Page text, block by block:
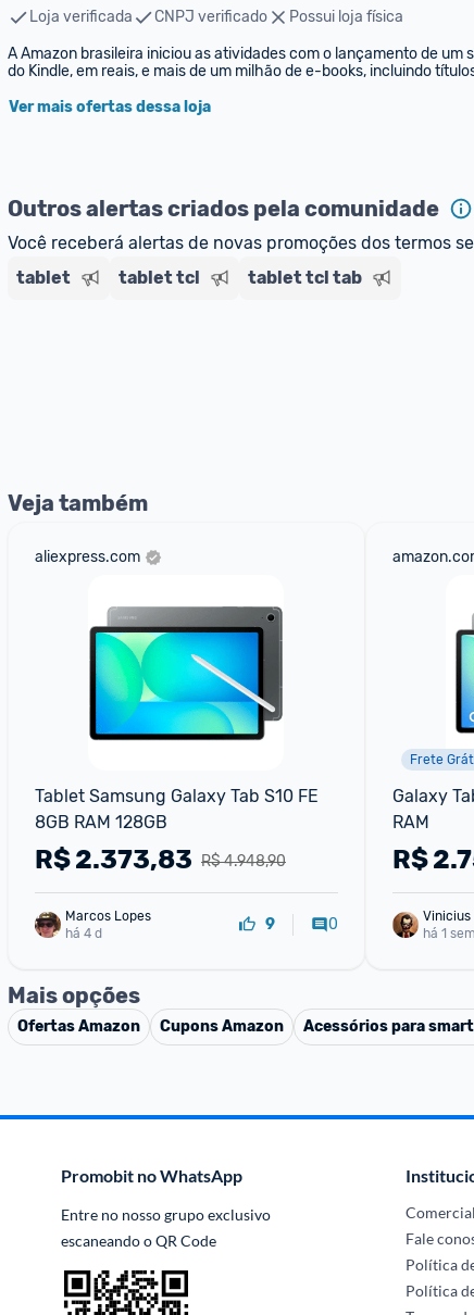
Loja verificada CNPJ verificado
Possui loja física
A Amazon brasileira iniciou as atividades com o lançamento de
do Kindle, em reais, e mais de um milhão de e-books, incluindo
Ver mais ofertas dessa loja
Outros alertas criados pela comunidade
Você receberá alertas de novas promoções dos termos
tablet
tablet tcl tablet tcl tab
Veja também
aliexpress.com
Tablet Samsung Galaxy Tab S10 FE
8GB RAM 128GB
R$ 4.948,90
R$2.373,83
Marcos Lopes
há 4 d
9 0
Frete
Galaxy
RAM
R$
Vinicius
há 1 sem
Mais opções
OfertasAmazon CuponsAmazon Acessórios para
Promobit no WhatsApp
Entre no nosso grupo exclusivo
escaneando o QR Code
Comercial
Fale
Política
Política